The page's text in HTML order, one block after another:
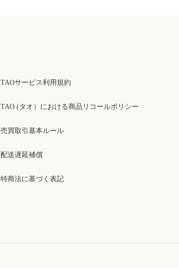
TAOサービス利用規約
TAO (タオ）における商品リコールポリシー
売買取引基本ルール
配送遅延補償
特商法に基づく表記